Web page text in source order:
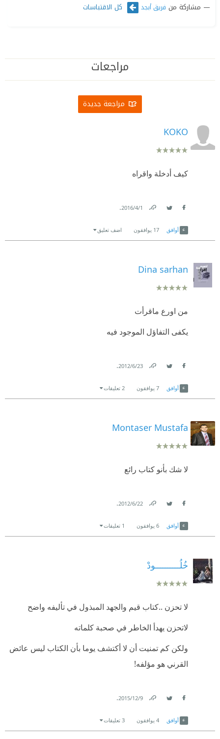
مشاركة من فريق أبجد كل الاقتباسات
مراجعات
مراجعة جديدة
KOKO
كيف أدخلة واقراه
1‏/4‏/2016
.
أوافق 17 يوافقون اضف تعليق
Dina sarhan
من اورع ماقرأت
يكفى التفاؤل الموجود فيه
23‏/6‏/2012
.
أوافق 7 يوافقون 2 تعليقات
Montaser Mustafa
لا شك بأنو كتاب رائع
22‏/6‏/2012
.
أوافق 6 يوافقون 1 تعليقات
خُلُــــــــــودْ
لا تحزن ..كتاب قيم والجهد المبذول في تأليفه واضح
لاتحزن يهدأ الخاطر في صحبة كلماته
ولكن كم تمنيت أن لا أكتشف يوما بأن الكتاب ليس عائض
القرني هو مؤلفه!
9‏/12‏/2015
.
أوافق 4 يوافقون 3 تعليقات